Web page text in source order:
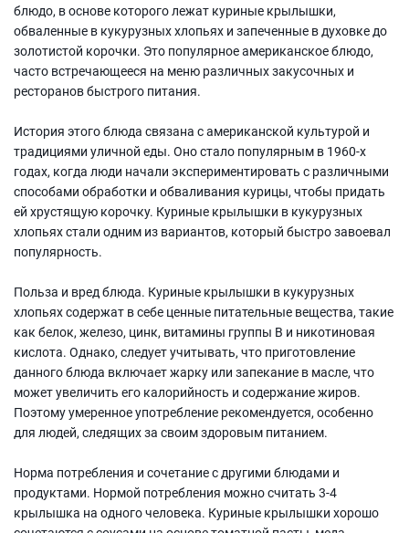
блюдо, в основе которого лежат куриные крылышки,
обваленные в кукурузных хлопьях и запеченные в духовке до
золотистой корочки. Это популярное американское блюдо,
часто встречающееся на меню различных закусочных и
ресторанов быстрого питания.
История этого блюда связана с американской культурой и
традициями уличной еды. Оно стало популярным в 1960-х
годах, когда люди начали экспериментировать с различными
способами обработки и обваливания курицы, чтобы придать
ей хрустящую корочку. Куриные крылышки в кукурузных
хлопьях стали одним из вариантов, который быстро завоевал
популярность.
Польза и вред блюда. Куриные крылышки в кукурузных
хлопьях содержат в себе ценные питательные вещества, такие
как белок, железо, цинк, витамины группы В и никотиновая
кислота. Однако, следует учитывать, что приготовление
данного блюда включает жарку или запекание в масле, что
может увеличить его калорийность и содержание жиров.
Поэтому умеренное употребление рекомендуется, особенно
для людей, следящих за своим здоровым питанием.
Норма потребления и сочетание с другими блюдами и
продуктами. Нормой потребления можно считать 3-4
крылышка на одного человека. Куриные крылышки хорошо